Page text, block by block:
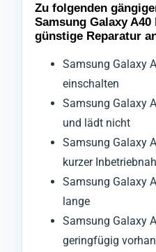
Zu folgenden
Samsung Galaxy
günstige Reparatur
Samsung Galaxy
einschalten
Samsung Galaxy
und lädt nicht
Samsung Galaxy
kurzer
Samsung Galaxy
lange
Samsung Galaxy
geringfügig